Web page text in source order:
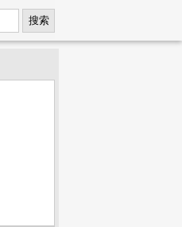
搜索